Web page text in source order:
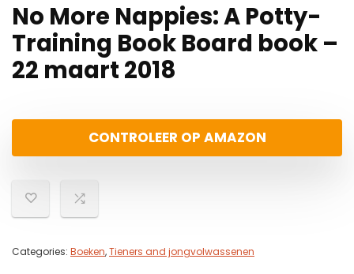
No More Nappies: A Potty-
Training Book Board book –
22 maart 2018
CONTROLEER OP AMAZON
Categories: Boeken,Tieners and jongvolwassenen